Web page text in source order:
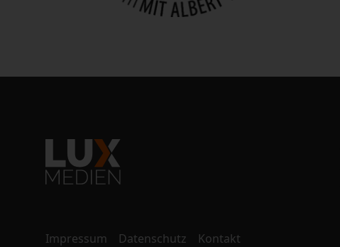
Impressum Datenschutz Kontakt